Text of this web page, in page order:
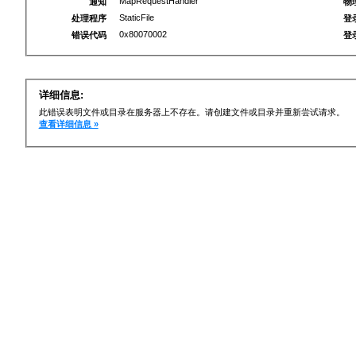
处理程序
StaticFile
错误代码
0x80070002
登
登
详细信息:
此错误表明文件或目录在服务器上不存在。请创建文件或目录并重新尝试请求。
查看详细信息 »